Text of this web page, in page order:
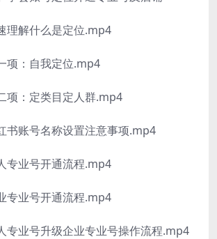
理解什么是定位.mp4
项：自我定位.mp4
项：定类目定人群.mp4
书账号名称设置注意事项.mp4
专业号开通流程.mp4
专业号开通流程.mp4
专业号升级企业专业号操作流程.mp4